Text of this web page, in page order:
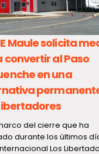
Maule solicita
convertir al Paso
en una
del cierre que ha
durante los últimos
Los